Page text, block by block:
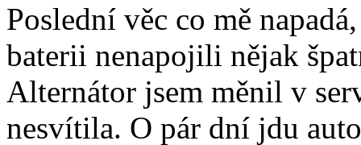
Poslední věc co mě
baterii nenapojili nějak
Alternátor jsem měnil v
nesvítila. O pár dní jdu